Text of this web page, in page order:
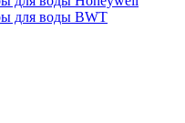
для воды BWT